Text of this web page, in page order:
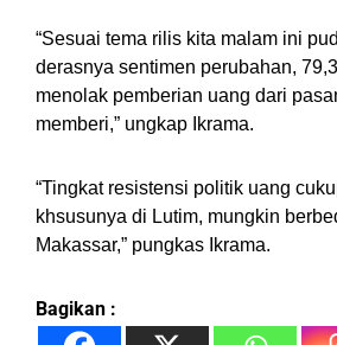
“Sesuai tema rilis kita malam ini
derasnya sentimen perubahan,
menolak pemberian uang dari
memberi,” ungkap Ikrama.
“Tingkat resistensi politik uang
khsusunya di Lutim, mungkin
Makassar,” pungkas Ikrama.
Bagikan :